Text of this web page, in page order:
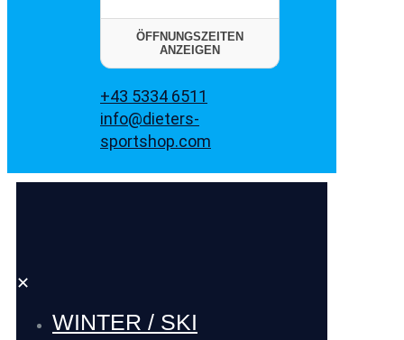
ÖFFNUNGSZEITEN
ANZEIGEN
+43 5334 6511
info@dieters-
sportshop.com
✕
WINTER / SKI